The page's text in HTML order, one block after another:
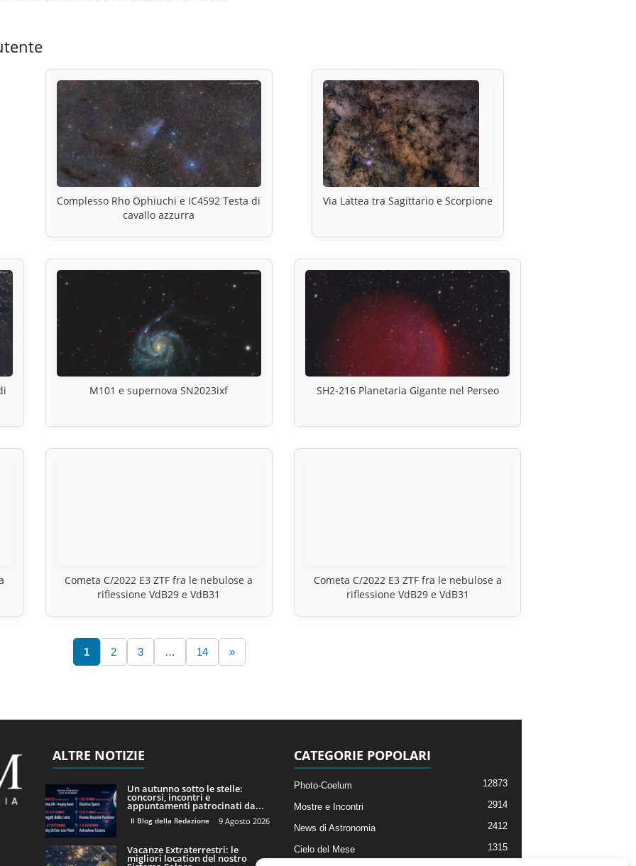
Complesso Rho Ophiuchi e IC4592 Testa di
cavallo azzurra
Via Lattea tra Sagittario e Scorpione
M101 e supernova SN2023ixf SH2-216 Planetaria Gigante nel Perseo
Cometa C/2022 E3 ZTF fra le nebulose a
riflessione VdB29 e VdB31
Cometa C/2022 E3 ZTF fra le nebulose a
riflessione VdB29 e VdB31
1 2 3 … 14 »
ALTRE NOTIZIE
Un autunno sotto le stelle:
concorsi, incontri e
appuntamenti patrocinati da...
Il Blog della Redazione 9 Agosto 2026
Vacanze Extraterrestri: le
migliori location del nostro
CATEGORIE POPOLARI
Photo-Coelum 12873
Mostre e Incontri 2914
News di Astronomia 2412
Cielo del Mese 1315